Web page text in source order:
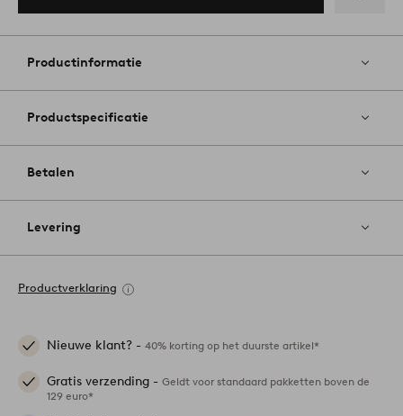
aan
Productinformatie
Productspecificatie
Betalen
Levering
Productverklaring
Nieuwe klant? - 40% korting op het duurste artikel*
Gratis verzending - Geldt voor standaard pakketten boven de
129 euro*